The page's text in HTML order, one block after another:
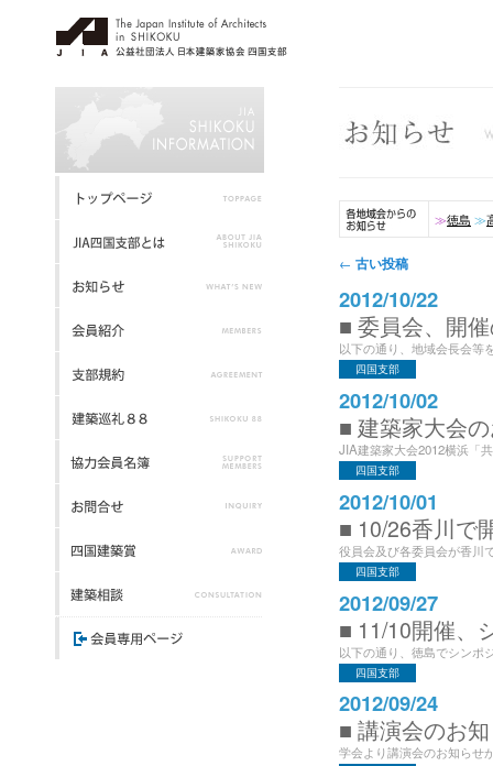
≫徳島 ≫
投稿ナビゲーション
← 古い投稿
2012/10/22
■ 委員会、開
以下の通り、地域会長会
四国支部
2012/10/02
■ 建築家大会
JIA建築家大会2012横浜「
四国支部
2012/10/01
■ 10/26香川で
役員会及び各委員会が香川
四国支部
2012/09/27
■ 11/10開催、
以下の通り、徳島でシンポ
四国支部
2012/09/24
■ 講演会のお
学会より講演会のお知らせ